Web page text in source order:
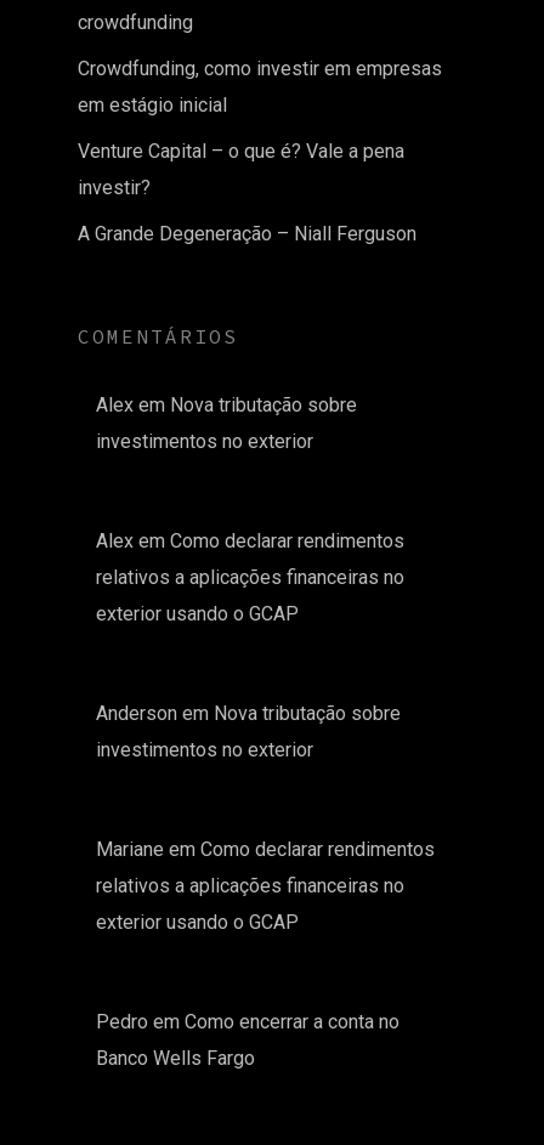
crowdfunding
Crowdfunding, como investir em empresas
em estágio inicial
Venture Capital – o que é? Vale a pena
investir?
A Grande Degeneração – Niall Ferguson
COMENTÁRIOS
Alex em Nova tributação sobre
investimentos no exterior
Alex em Como declarar rendimentos
relativos a aplicações financeiras no
exterior usando o GCAP
Anderson em Nova tributação sobre
investimentos no exterior
Mariane em Como declarar rendimentos
relativos a aplicações financeiras no
exterior usando o GCAP
Pedro em Como encerrar a conta no
Banco Wells Fargo